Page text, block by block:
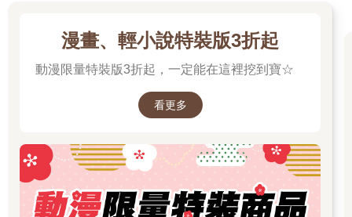
飯店的服務真好，飯店像我的家，我要一輩子一輩子待在這。
第三天。
小言編輯快報警！幫我報警！
她來了，青色，是青色接近。
不行，我要冷靜，只有冷靜才能成功自救⋯⋯她好美我要自救，
我一定能出去她在呼喚我⋯⋯
％＄＃＠＄＊＃＠＄＾＃％＠＄＊（＆＾＃＠＆（＆＃＠＄＠＆
漫畫、輕小說特裝版3折起
動漫限量特裝版3折起，一定能在這裡挖到寶☆
看更多